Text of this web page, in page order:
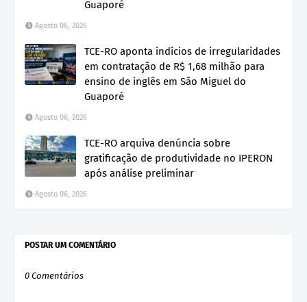
Guaporé
Agosto 06, 2026
TCE-RO aponta indícios de irregularidades
em contratação de R$ 1,68 milhão para
ensino de inglês em São Miguel do
Guaporé
Agosto 06, 2026
TCE-RO arquiva denúncia sobre
gratificação de produtividade no IPERON
após análise preliminar
Agosto 06, 2026
POSTAR UM COMENTÁRIO
0 Comentários